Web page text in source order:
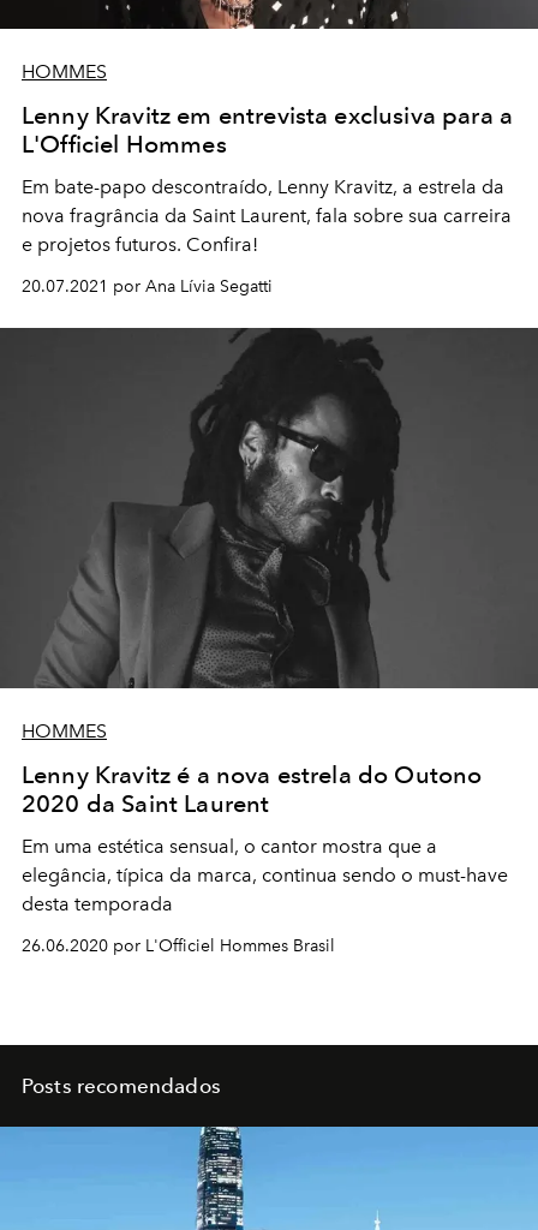
HOMMES
Lenny Kravitz em entrevista exclusiva para a
L'Officiel Hommes
Em bate-papo descontraído, Lenny Kravitz, a estrela da
nova fragrância da Saint Laurent, fala sobre sua carreira
e projetos futuros. Confira!
20.07.2021 por Ana Lívia Segatti
HOMMES
Lenny Kravitz é a nova estrela do Outono
2020 da Saint Laurent
Em uma estética sensual, o cantor mostra que a
elegância, típica da marca, continua sendo o must-have
desta temporada
26.06.2020 por L'Officiel Hommes Brasil
Posts recomendados